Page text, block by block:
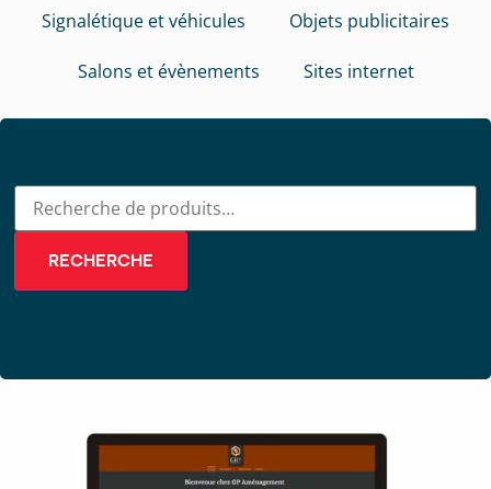
Signalétique et véhicules Objets publicitaires
Salons et évènements Sites internet
RECHERCHE